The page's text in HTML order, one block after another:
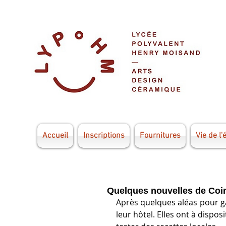
Accueil Inscriptions Fournitures Vie de
Quelques nouvelles de
Après quelques aléas pour
leur hôtel. Elles ont à